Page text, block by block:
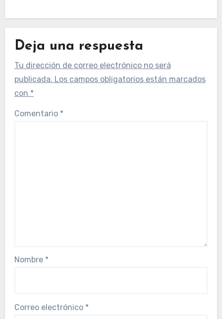
Deja una respuesta
Tu dirección de correo electrónico no será
publicada. Los campos obligatorios están marcados
con *
Comentario *
Nombre *
Correo electrónico *